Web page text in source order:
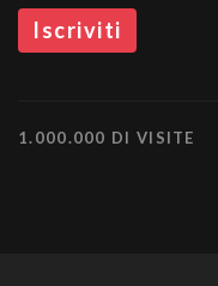
1.000.000 DI VISITE